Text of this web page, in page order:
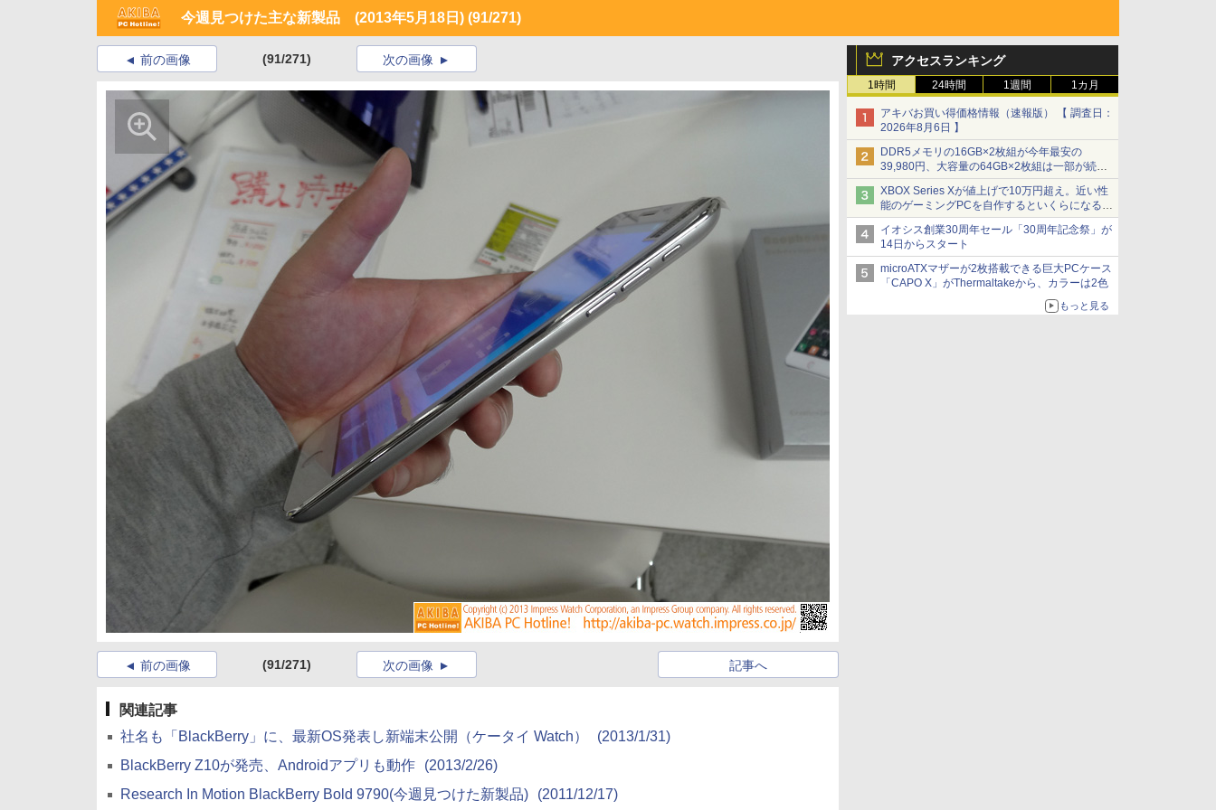
今週見つけた主な新製品 (2013年5月18日) (91/271)
アクセスランキング
1時間 24時間 1週間 1カ月
アキバお買い得価格情報（速報版） 【 調査日：
2026年8月6日 】
DDR5メモリの16GB×2枚組が今年最安の
39,980円、大容量の64GB×2枚組は一部が続騰
[8月前半のメモリ価格]
XBOX Series Xが値上げで10万円超え。近い性
能のゲーミングPCを自作するといくらになる？
【石田賀津男の『酒の肴にPCゲーム』】
イオシス創業30周年セール「30周年記念祭」が
14日からスタート
microATXマザーが2枚搭載できる巨大PCケース
「CAPO X」がThermaltakeから、カラーは2色
もっと見る
前の画像 (91/271) 次の画像
前の画像 (91/271) 記事へ
次の画像
関連記事
社名も「BlackBerry」に、最新OS発表し新端末公開（ケータイ Watch）
(2013/1/31)
BlackBerry Z10が発売、Androidアプリも動作
(2013/2/26)
Research In Motion BlackBerry Bold 9790(今週見つけた新製品)
(2011/12/17)